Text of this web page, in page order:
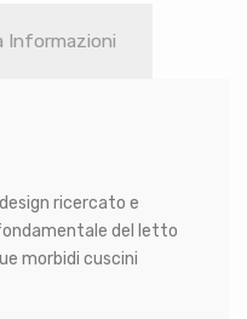
Informazioni
ricercato e
del letto
morbidi cuscini